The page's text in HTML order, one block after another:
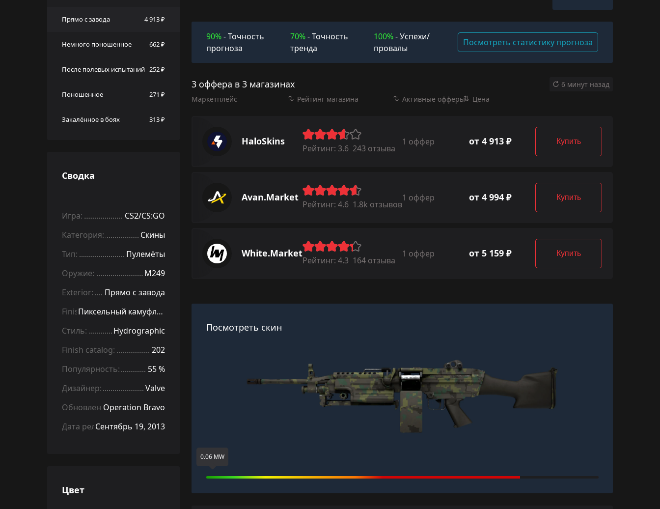
Прямо с завода 4 913 ₽
Немного поношенное 662 ₽
После полевых испытаний 252 ₽
Поношенное 271 ₽
Закалённое в боях 313 ₽
90%- Точность
прогноза
70%- Точность
тренда
100%- Успехи/
провалы
Посмотреть статистику прогноза
3 оффера в 3 магазинах
6 минут назад
Маркетплейс
Рейтинг магазина Активные офферы Цена
HaloSkins
Рейтинг: 3.6 243 отзыва
1 оффер от 4 913 ₽ Купить
Avan.Market
Рейтинг: 4.6 1.8k отзывов
1 оффер от 4 994 ₽ Купить
White.Market
Рейтинг: 4.3 164 отзыва
1 оффер от 5 159 ₽ Купить
Посмотреть скин
0.06 MW
Сводка
Игра:
CS2/CS:GO
Категория:
Скины
Тип:
Пулемёты
Оружие:
M249
Exterior:
Прямо с завода
Finish:
Пиксельный камуфляж «Джунгли»
Стиль:
Hydrographic
Finish catalog:
202
Популярность:
55 %
Дизайнер:
Valve
Обновление:Operation Bravo
Дата релиза:Сентябрь 19, 2013
Цвет